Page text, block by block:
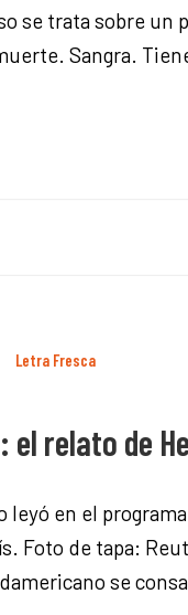
se trata sobre un
Sangra.
Letra Fresca
el relato de
en el
Foto de tapa:
se